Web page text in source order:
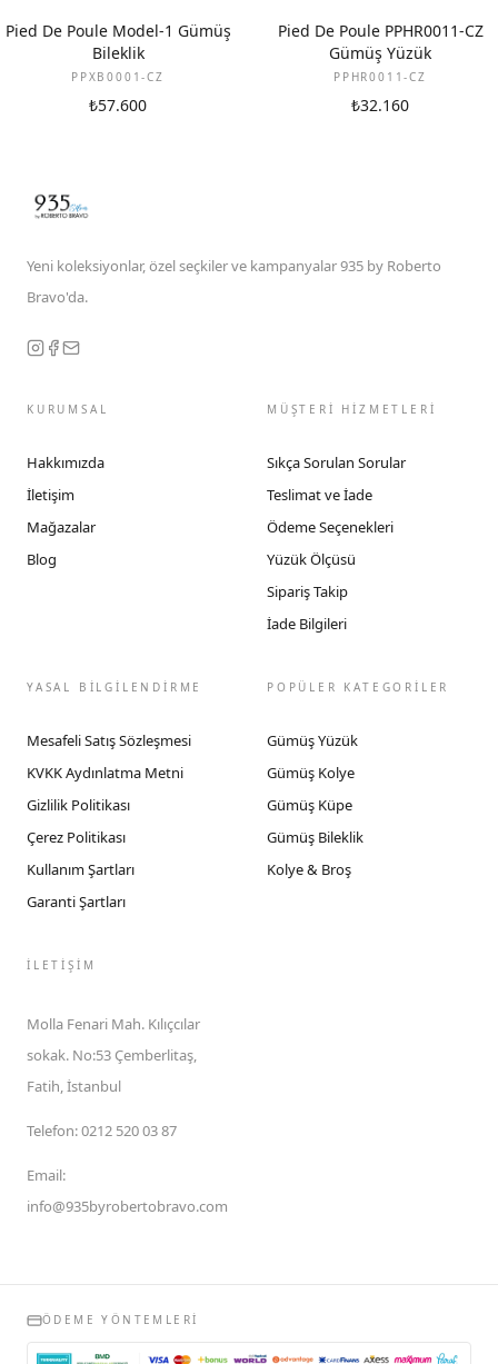
Pied De Poule Model-1 Gümüş
Bileklik
PPXB0001-CZ
₺57.600
Pied De Poule PPHR0011-CZ
Gümüş Yüzük
PPHR0011-CZ
₺32.160
Yeni koleksiyonlar, özel seçkiler ve kampanyalar 935 by Roberto
Bravo'da.
KURUMSAL
Hakkımızda
İletişim
Mağazalar
Blog
MÜŞTERİ HİZMETLERİ
Sıkça Sorulan Sorular
Teslimat ve İade
Ödeme Seçenekleri
Yüzük Ölçüsü
Sipariş Takip
İade Bilgileri
YASAL BİLGİLENDİRME
Mesafeli Satış Sözleşmesi
KVKK Aydınlatma Metni
Gizlilik Politikası
Çerez Politikası
Kullanım Şartları
Garanti Şartları
POPÜLER KATEGORİLER
Gümüş Yüzük
Gümüş Kolye
Gümüş Küpe
Gümüş Bileklik
Kolye & Broş
İLETIŞIM
Molla Fenari Mah. Kılıçcılar
sokak. No:53 Çemberlitaş,
Fatih, İstanbul
Telefon:0212 520 03 87
Email:
info@935byrobertobravo.com
ÖDEME YÖNTEMLERI